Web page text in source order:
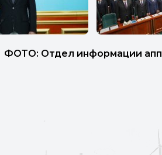
аппарата